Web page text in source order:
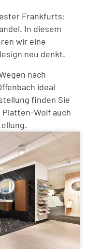
Frankfurts:
In diesem
wir eine
neu denkt.
nach
ideal
finden Sie
Wolf auch